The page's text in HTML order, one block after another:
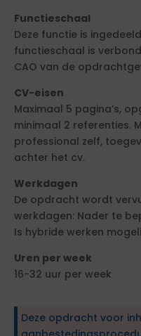
Functieschaal
Deze functie is
functieschaal is
CAO van de
CV-eisen
Maximaal 5 pagina’s,
minimaal 2 referenties.
professional zelf,
achter het cv.
Werkdagen
De opdracht wordt
werkdagen: Nader te
Is hybride werken
Uren per week
16-32 uur per week
Deze opdracht voor